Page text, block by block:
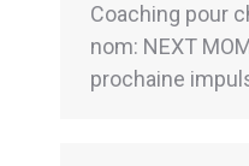
Coaching pour
nom: NEXT
prochaine